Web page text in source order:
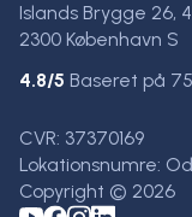
Islands Brygge 26,
2300 København S
4.8/5 Baseret på 75
CVR: 37370169
Lokationsnumre:
Copyright © 2026